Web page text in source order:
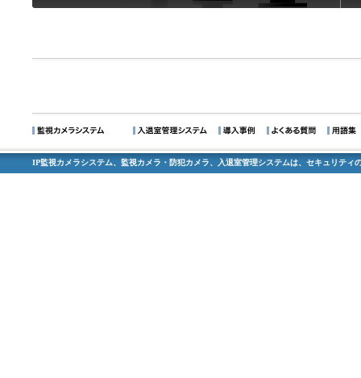
IP監視カメラシステム、監視カメラ・防犯カメラ、入退室管理システムは、セキュリティ